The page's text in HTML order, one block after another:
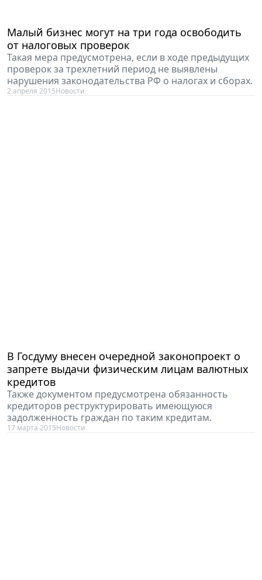
Малый бизнес могут на три года освободить
от налоговых проверок
Такая мера предусмотрена, если в ходе предыдущих
проверок за трехлетний период не выявлены
нарушения законодательства РФ о налогах и сборах.
2 апреля 2015Новости
В Госдуму внесен очередной законопроект о
запрете выдачи физическим лицам валютных
кредитов
Также документом предусмотрена обязанность
кредиторов реструктурировать имеющуюся
задолженность граждан по таким кредитам.
17 марта 2015Новости